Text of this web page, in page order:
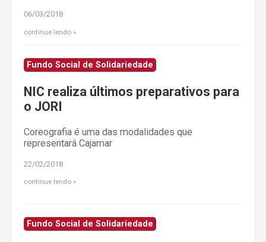
06/03/2018
continue lendo
Fundo Social de Solidariedade
NIC realiza últimos preparativos para
o JORI
Coreografia é uma das modalidades que
representará Cajamar
22/02/2018
continue lendo
Fundo Social de Solidariedade